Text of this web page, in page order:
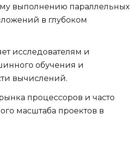
выполнению параллельных
в глубоком
исследователям и
обучения и
вычислений.
процессоров и часто
масштаба проектов в